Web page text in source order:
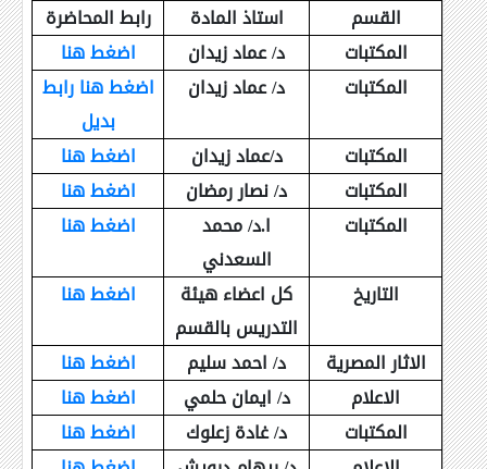
القسم استاذ المادة
رابط المحاضرة
المكتبات
د/ عماد زيدان
اضغط هنا
المكتبات
د/ عماد زيدان
اضغط هنا رابط
بديل
المكتبات
د/عماد زيدان
اضغط هنا
المكتبات
د/ نصار رمضان
اضغط هنا
المكتبات
ا.د/ محمد
السعدني
اضغط هنا
التاريخ
كل اعضاء هيئة
التدريس بالقسم
اضغط هنا
الاثار المصرية د/ احمد سليم
اضغط هنا
الاعلام
د/ ايمان حلمي
اضغط هنا
المكتبات
د/ غادة زعلوك
اضغط هنا